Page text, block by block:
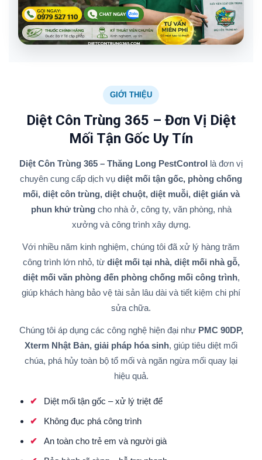
GIỚI THIỆU
Diệt Côn Trùng 365 – Đơn Vị Diệt
Mối Tận Gốc Uy Tín
Diệt Côn Trùng 365 – Thăng Long PestControl là đơn vị
chuyên cung cấp dịch vụ diệt mối tận gốc, phòng chống
mối, diệt côn trùng, diệt chuột, diệt muỗi, diệt gián và
phun khử trùngcho nhà ở, công ty, văn phòng, nhà
xưởng và công trình xây dựng.
Với nhiều năm kinh nghiệm, chúng tôi đã xử lý hàng trăm
công trình lớn nhỏ, từ diệt mối tại nhà, diệt mối nhà gỗ,
diệt mối văn phòng đến phòng chống mối công trình,
giúp khách hàng bảo vệ tài sản lâu dài và tiết kiệm chi phí
sửa chữa.
Chúng tôi áp dụng các công nghệ hiện đại như PMC 90DP,
Xterm Nhật Bản, giải pháp hóa sinh, giúp tiêu diệt mối
chúa, phá hủy toàn bộ tổ mối và ngăn ngừa mối quay lại
hiệu quả.
Diệt mối tận gốc – xử lý triệt để
Không đục phá công trình
An toàn cho trẻ em và người già